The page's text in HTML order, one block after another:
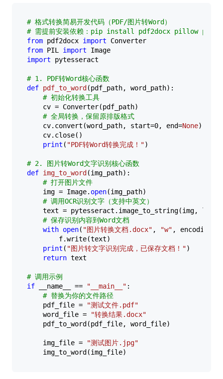
# 格式转换简易开发代码（PDF/图片转Word）
# 需提前安装依赖：pip install pdf2docx pillow
from pdf2docx import
Converter
from PIL import
Image
import pytesseract
# 1. PDF转Word核心函数
def pdf_to_word (pdf_path, word_path):
# 初始化转换工具
    cv = Converter(pdf_path)
# 全局转换，保留原排版格式
    cv.convert(word_path, start=
0, end=None)
    cv.close()
print ( "PDF转Word转换完成！")
# 2. 图片转Word文字识别核心函数
def img_to_word (img_path):
# 打开图片文件
    img = Image.
open(img_path)
# 调用OCR识别文字（支持中英文）
    text = pytesseract.image_to_string(img, lang=
# 保存识别内容到Word文档
with open( "图片转换文档.docx" , "w" , encoding=
        f.write(text)
print ( "图片转文字识别完成，已保存文档！")
return text
# 调用示例
if __name__ == "__main__" :
# 替换为你的文件路径
    pdf_file =
"测试文件.pdf"
    word_file =
"转换结果.docx"
    pdf_to_word(pdf_file, word_file)
    img_file =
"测试图片.jpg"